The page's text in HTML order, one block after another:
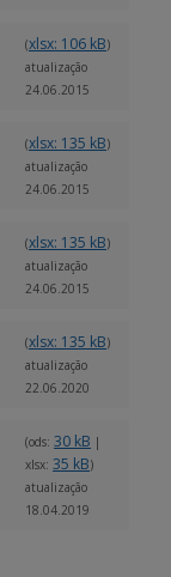
(xlsx: 106 kB)
atualização
24.06.2015
(xlsx: 135 kB)
atualização
24.06.2015
(xlsx: 135 kB)
atualização
24.06.2015
(xlsx: 135 kB)
atualização
22.06.2020
(ods: 30 kB |
xlsx: 35 kB)
atualização
18.04.2019